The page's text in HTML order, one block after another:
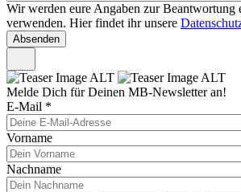
Wir werden eure Angaben zur Beantwortung
verwenden. Hier findet ihr unsere
Melde Dich für Deinen MB-Newsletter an!
E-Mail *
Vorname
Nachname